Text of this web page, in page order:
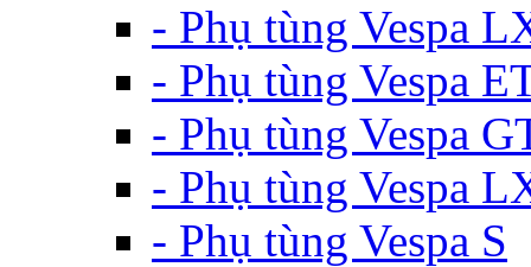
- Phụ tùng Vespa
- Phụ tùng Vespa
- Phụ tùng Vespa
- Phụ tùng Vespa
- Phụ tùng Vespa S